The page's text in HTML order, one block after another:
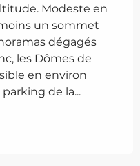
Modeste en
un sommet
dégagés
les Dômes de
en environ
de la...